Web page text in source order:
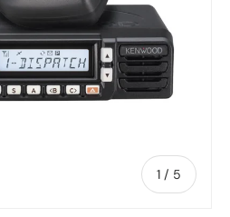
1 / de
5